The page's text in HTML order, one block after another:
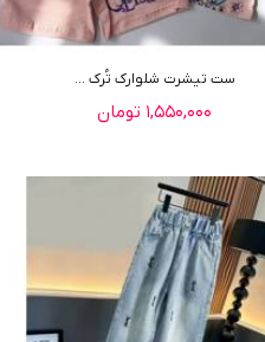
ست تیشرت شلوارک تُرک ...
۱,۵۵۰,۰۰۰ تومان